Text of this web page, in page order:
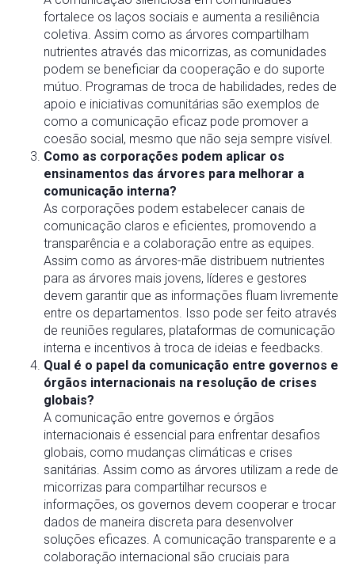
fortalece os laços sociais e aumenta a resiliência
coletiva. Assim como as árvores compartilham
nutrientes através das micorrizas, as comunidades
podem se beneficiar da cooperação e do suporte
mútuo. Programas de troca de habilidades, redes de
apoio e iniciativas comunitárias são exemplos de
como a comunicação eficaz pode promover a
coesão social, mesmo que não seja sempre visível.
Como as corporações podem aplicar os
ensinamentos das árvores para melhorar a
comunicação interna?
As corporações podem estabelecer canais de
comunicação claros e eficientes, promovendo a
transparência e a colaboração entre as equipes.
Assim como as árvores-mãe distribuem nutrientes
para as árvores mais jovens, líderes e gestores
devem garantir que as informações fluam livremente
entre os departamentos. Isso pode ser feito através
de reuniões regulares, plataformas de comunicação
interna e incentivos à troca de ideias e feedbacks.
Qual é o papel da comunicação entre governos e
órgãos internacionais na resolução de crises
globais?
A comunicação entre governos e órgãos
internacionais é essencial para enfrentar desafios
globais, como mudanças climáticas e crises
sanitárias. Assim como as árvores utilizam a rede de
micorrizas para compartilhar recursos e
informações, os governos devem cooperar e trocar
dados de maneira discreta para desenvolver
soluções eficazes. A comunicação transparente e a
colaboração internacional são cruciais para